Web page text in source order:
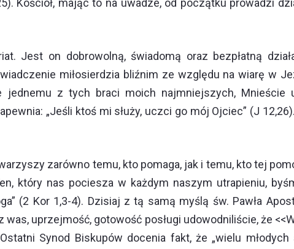
Kościół, mając to na uwadze, od początku prowadzi
Jest on dobrowolną, świadomą oraz bezpłatną
miłosierdzia bliźnim ze względu na wiarę w
jednemu z tych braci moich najmniejszych, Mnieście
„Jeśli ktoś mi służy, uczci go mój Ojciec” (J
zarówno temu, kto pomaga, jak i temu, kto tej
który nas pociesza w każdym naszym utrapieniu,
(2 Kor 1,3-4). Dzisiaj z tą samą myślą św. Pawła
uprzejmość, gotowość posługi udowodniliście, że
Synod Biskupów docenia fakt, że „wielu